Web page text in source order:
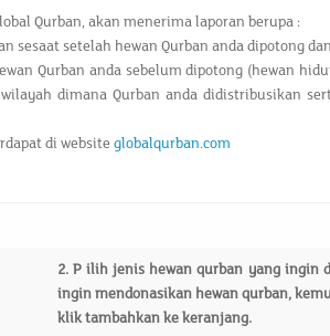
Qurban, akan menerima laporan berupa :
sesaat setelah hewan Qurban anda dipotong
Qurban anda sebelum dipotong (hewan
dimana Qurban anda didistribusikan
di website globalqurban.com
2.Pilihjenis hewan qurban yang ingin
ingin mendonasikan hewan qurban,
klik tambahkan ke keranjang.